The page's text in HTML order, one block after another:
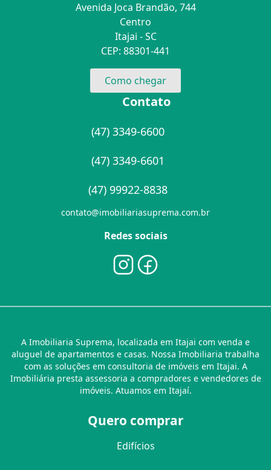
Avenida Joca Brandão, 744
Centro
Itajai - SC
CEP: 88301-441
Como chegar
Contato
(47) 3349-6600
(47) 3349-6601
(47) 99922-8838
contato@imobiliariasuprema.com.br
Redes sociais
A Imobiliaria Suprema, localizada em Itajai com venda e
aluguel de apartamentos e casas. Nossa Imobiliaria trabalha
com as soluções em consultoria de imóveis em Itajai. A
Imobiliária presta assessoria a compradores e vendedores de
imóveis. Atuamos em Itajaí.
Quero comprar
Edifícios